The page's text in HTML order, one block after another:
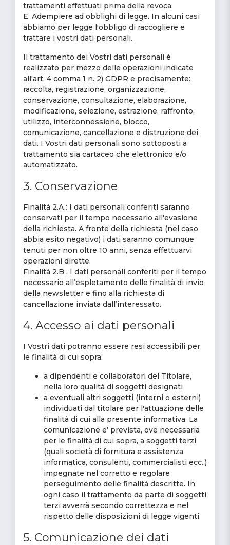
trattamenti effettuati prima della revoca.
E. Adempiere ad obblighi di legge. In alcuni casi
abbiamo per legge l'obbligo di raccogliere e
trattare i vostri dati personali.
Il trattamento dei Vostri dati personali è
realizzato per mezzo delle operazioni indicate
all'art. 4 comma 1 n. 2) GDPR e precisamente:
raccolta, registrazione, organizzazione,
conservazione, consultazione, elaborazione,
modificazione, selezione, estrazione, raffronto,
utilizzo, interconnessione, blocco,
comunicazione, cancellazione e distruzione dei
dati. I Vostri dati personali sono sottoposti a
trattamento sia cartaceo che elettronico e/o
automatizzato.
3. Conservazione
Finalità 2.A : I dati personali conferiti saranno
conservati per il tempo necessario all'evasione
della richiesta. A fronte della richiesta (nel caso
abbia esito negativo) i dati saranno comunque
tenuti per non oltre 10 anni, senza effettuarvi
operazioni dirette.
Finalità 2.B : I dati personali conferiti per il tempo
necessario all’espletamento delle finalità di invio
della newsletter e fino alla richiesta di
cancellazione inviata dall’interessato.
4. Accesso ai dati personali
I Vostri dati potranno essere resi accessibili per
le finalità di cui sopra:
a dipendenti e collaboratori del Titolare,
nella loro qualità di soggetti designati
a eventuali altri soggetti (interni o esterni)
individuati dal titolare per l'attuazione delle
finalità di cui alla presente informativa. La
comunicazione e’ prevista, ove necessaria
per le finalità di cui sopra, a soggetti terzi
(quali società di fornitura e assistenza
informatica, consulenti, commercialisti ecc..)
impegnate nel corretto e regolare
perseguimento delle finalità descritte. In
ogni caso il trattamento da parte di soggetti
terzi avverrà secondo correttezza e nel
rispetto delle disposizioni di legge vigenti.
5. Comunicazione dei dati